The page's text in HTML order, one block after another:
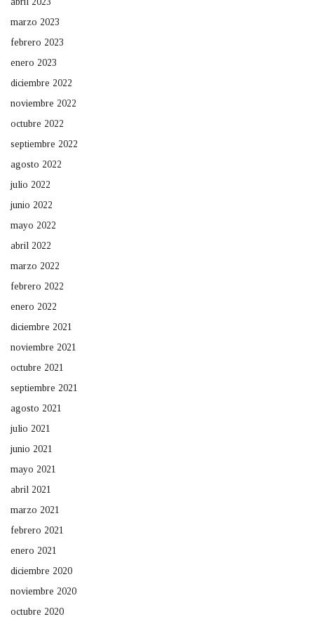
marzo 2023
febrero 2023
enero 2023
diciembre 2022
noviembre 2022
octubre 2022
septiembre 2022
agosto 2022
julio 2022
junio 2022
mayo 2022
abril 2022
marzo 2022
febrero 2022
enero 2022
diciembre 2021
noviembre 2021
octubre 2021
septiembre 2021
agosto 2021
julio 2021
junio 2021
mayo 2021
abril 2021
marzo 2021
febrero 2021
enero 2021
diciembre 2020
noviembre 2020
octubre 2020